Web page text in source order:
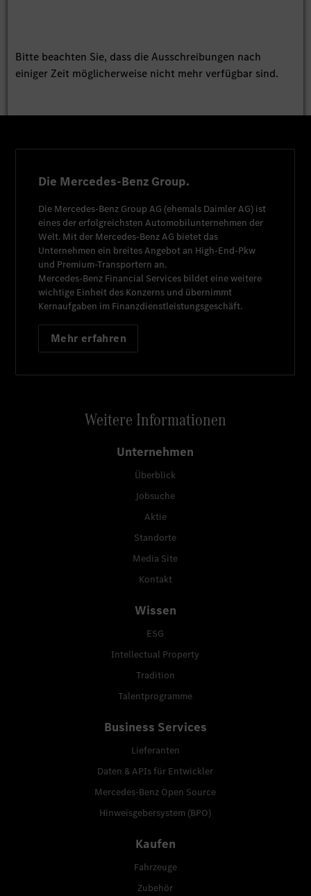
Bitte beachten Sie, dass die Ausschreibungen nach
einiger Zeit möglicherweise nicht mehr verfügbar sind.
Die Mercedes-Benz Group.
Die Mercedes-Benz Group AG (ehemals Daimler AG) ist
eines der erfolgreichsten Automobilunternehmen der
Welt. Mit der Mercedes-Benz AG bietet das
Unternehmen ein breites Angebot an High-End-Pkw
und Premium-Transportern an.
Mercedes-Benz Financial Services bildet eine weitere
wichtige Einheit des Konzerns und übernimmt
Kernaufgaben im Finanzdienstleistungsgeschäft.
Mehr erfahren
Weitere Informationen
Unternehmen
Überblick
Jobsuche
Aktie
Standorte
Media Site
Kontakt
Wissen
ESG
Intellectual Property
Tradition
Talentprogramme
Business Services
Lieferanten
Daten & APIs für Entwickler
Mercedes-Benz Open Source
Hinweisgebersystem (BPO)
Kaufen
Fahrzeuge
Zubehör